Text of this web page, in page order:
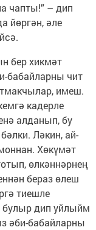
чапты!” – дип
йөргән, әле
бер хикмәт
бабайларны чит
имеш.
кадерле
алданып, бу
Ләкин, ай-
Хөкүмәт
өлкәннәрнең
бераз өлеш
тиешле
булыр дип уйлыйм
әби-бабайларны